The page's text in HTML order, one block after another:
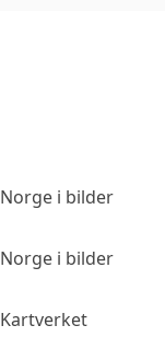
Norge i bilder
Norge i bilder
Kartverket